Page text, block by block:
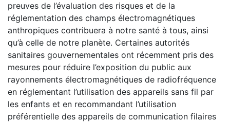
preuves de l’évaluation des risques et de la
réglementation des champs électromagnétiques
anthropiques contribuera à notre santé à tous, ainsi
qu’à celle de notre planète. Certaines autorités
sanitaires gouvernementales ont récemment pris des
mesures pour réduire l’exposition du public aux
rayonnements électromagnétiques de radiofréquence
en réglementant l’utilisation des appareils sans fil par
les enfants et en recommandant l’utilisation
préférentielle des appareils de communication filaires